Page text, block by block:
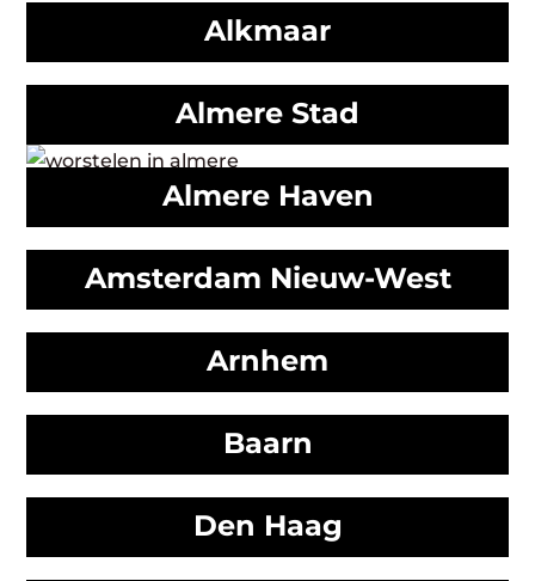
Alkmaar
Almere Stad
Almere Haven
Amsterdam Nieuw-West
Arnhem
Baarn
Den Haag